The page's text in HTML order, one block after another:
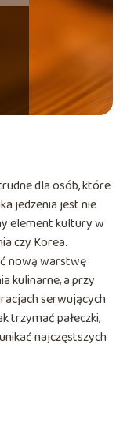
dla osób, które
jedzenia jest nie
element kultury w
czy Korea.
nową warstwę
kulinarne, a przy
serwujących
trzymać pałeczki,
najczęstszych